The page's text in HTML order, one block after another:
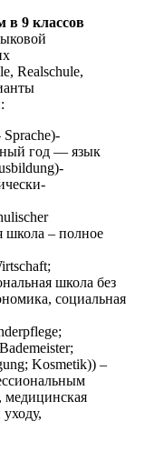
в 9 классов
Realschule,
год — язык
школа – полное
школа без
социальная
Kosmetik)) –
медицинская